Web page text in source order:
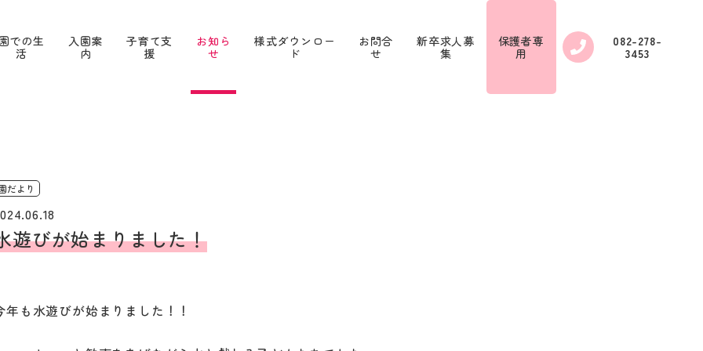
での生
活
入園案
内
子育て支
援
お知ら
せ
様式ダウンロー
ド
お問合
せ
新卒求人募
集
保護者専
用
082-278-
3453
だより
遊びが始まりました！
年も水遊びが始まりました！！